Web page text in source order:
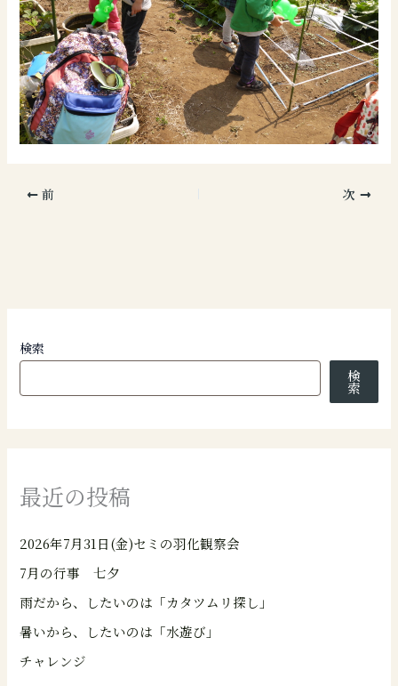
前 次
検索
検
索
最近の投稿
2026年7月31日(金)セミの羽化観察会
7月の行事 七夕
雨だから、したいのは「カタツムリ探し」
暑いから、したいのは「水遊び」
チャレンジ